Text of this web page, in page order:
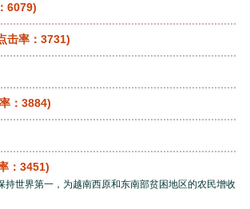
6079)
击率：3731)
：3884)
：3451)
世界第一，为越南西原和东南部贫困地区的农民增收